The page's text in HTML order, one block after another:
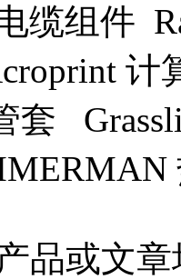
缆组件
计
套
品或文